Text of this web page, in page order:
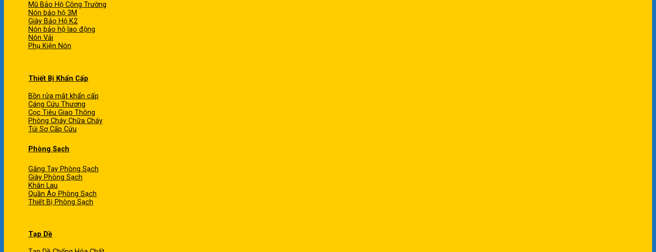
Mũ Bảo Hộ Công Trường
Nón bảo hộ 3M
Giày Bảo Hộ K2
Nón bảo hộ lao động
Nón Vải
Phụ Kiện Nón
Thiết Bị Khẩn Cấp
Bồn rửa mắt khẩn cấp
Cáng Cứu Thương
Cọc Tiêu Giao Thông
Phòng Cháy Chữa Cháy
Túi Sơ Cấp Cứu
Phòng Sạch
Găng Tay Phòng Sạch
Giày Phòng Sạch
Khăn Lau
Quần Áo Phòng Sạch
Thiết Bị Phòng Sạch
Tạp Dề